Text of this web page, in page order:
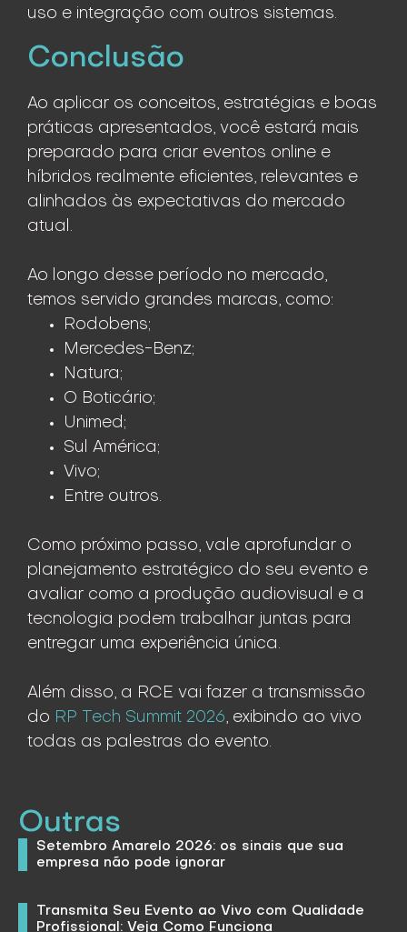
uso e integração com outros sistemas.
Conclusão
Ao aplicar os conceitos, estratégias e boas
práticas apresentados, você estará mais
preparado para criar eventos online e
híbridos realmente eficientes, relevantes e
alinhados às expectativas do mercado
atual.
Ao longo desse período no mercado,
temos servido grandes marcas, como:
Rodobens;
Mercedes-Benz;
Natura;
O Boticário;
Unimed;
Sul América;
Vivo;
Entre outros.
Como próximo passo, vale aprofundar o
planejamento estratégico do seu evento e
avaliar como a produção audiovisual e a
tecnologia podem trabalhar juntas para
entregar uma experiência única.
Além disso, a RCE vai fazer a transmissão
do RP Tech Summit 2026, exibindo ao vivo
todas as palestras do evento.
Outras
Setembro Amarelo 2026: os sinais que sua
empresa não pode ignorar
Transmita Seu Evento ao Vivo com Qualidade
Profissional: Veja Como Funciona